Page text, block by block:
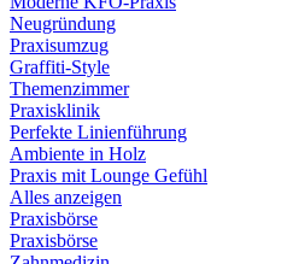
Neugründung
Praxisumzug
Graffiti-Style
Themenzimmer
Praxisklinik
Perfekte Linienführung
Ambiente in Holz
Praxis mit Lounge Gefühl
Alles anzeigen
Praxisbörse
Praxisbörse